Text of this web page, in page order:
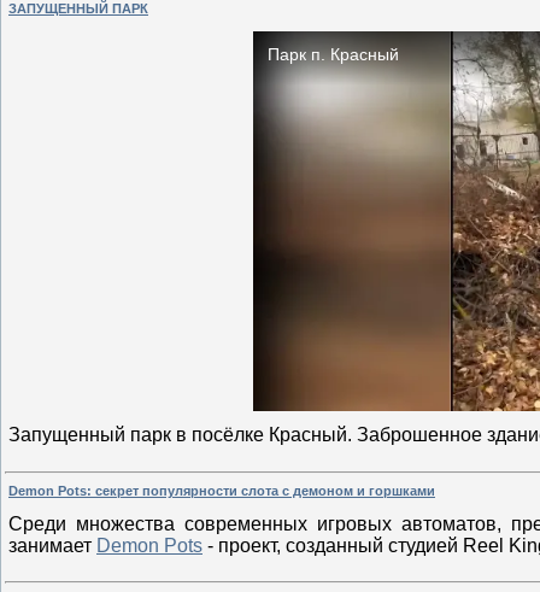
ЗАПУЩЕННЫЙ ПАРК
Запущенный парк в посёлке Красный. Заброшенное
Demon Pots: секрет популярности слота с демоном и горшками
Среди множества современных игровых автоматов,
занимает Demon Pots - проект, созданный студией Reel